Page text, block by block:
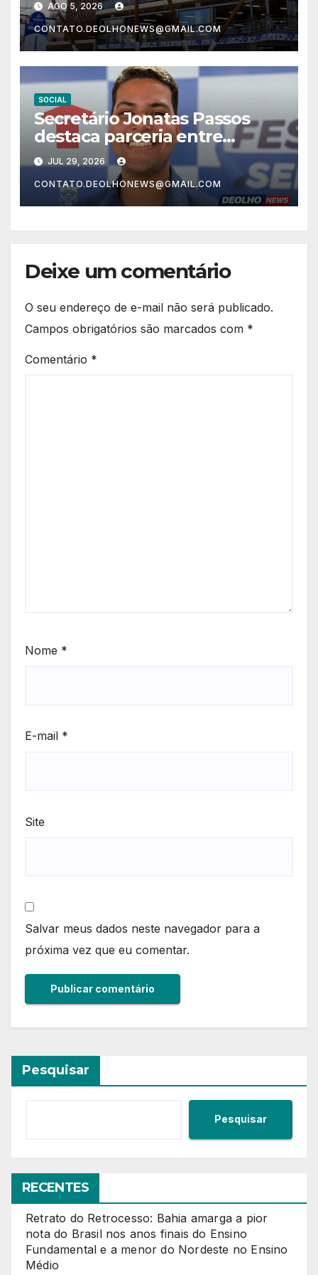
Dia dos Pais
AGO 5, 2026
CONTATO.DEOLHONEWS@GMAIL.COM
SOCIAL
Secretário Jonatas Passos
destaca parceria entre
Prefeitura e Tenda que
amplia benefícios para
servidores de Lauro de
Freitas
JUL 29, 2026
CONTATO.DEOLHONEWS@GMAIL.COM
Deixe um comentário
O seu endereço de e-mail não será publicado.
Campos obrigatórios são marcados com *
Comentário *
Nome *
E-mail *
Site
Salvar meus dados neste navegador para a
próxima vez que eu comentar.
Pesquisar
Pesquisar
RECENTES
Retrato do Retrocesso: Bahia amarga a pior
nota do Brasil nos anos finais do Ensino
Fundamental e a menor do Nordeste no Ensino
Médio